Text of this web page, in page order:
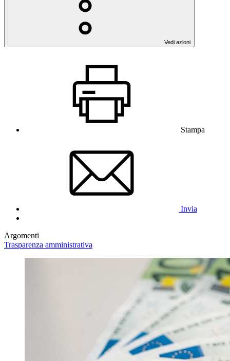
Vedi azioni
Stampa
Invia
Argomenti
Trasparenza amministrativa